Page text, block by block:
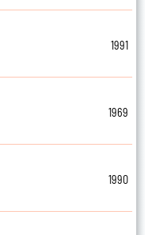
1991
1969
1990